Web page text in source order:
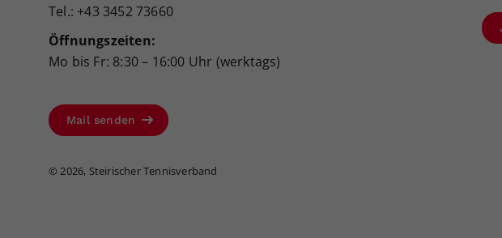
Tel.: +43 3452 73660
Öffnungszeiten:
Mo bis Fr: 8:30 – 16:00 Uhr (werktags)
Mail senden
©2026, Steirischer Tennisverband